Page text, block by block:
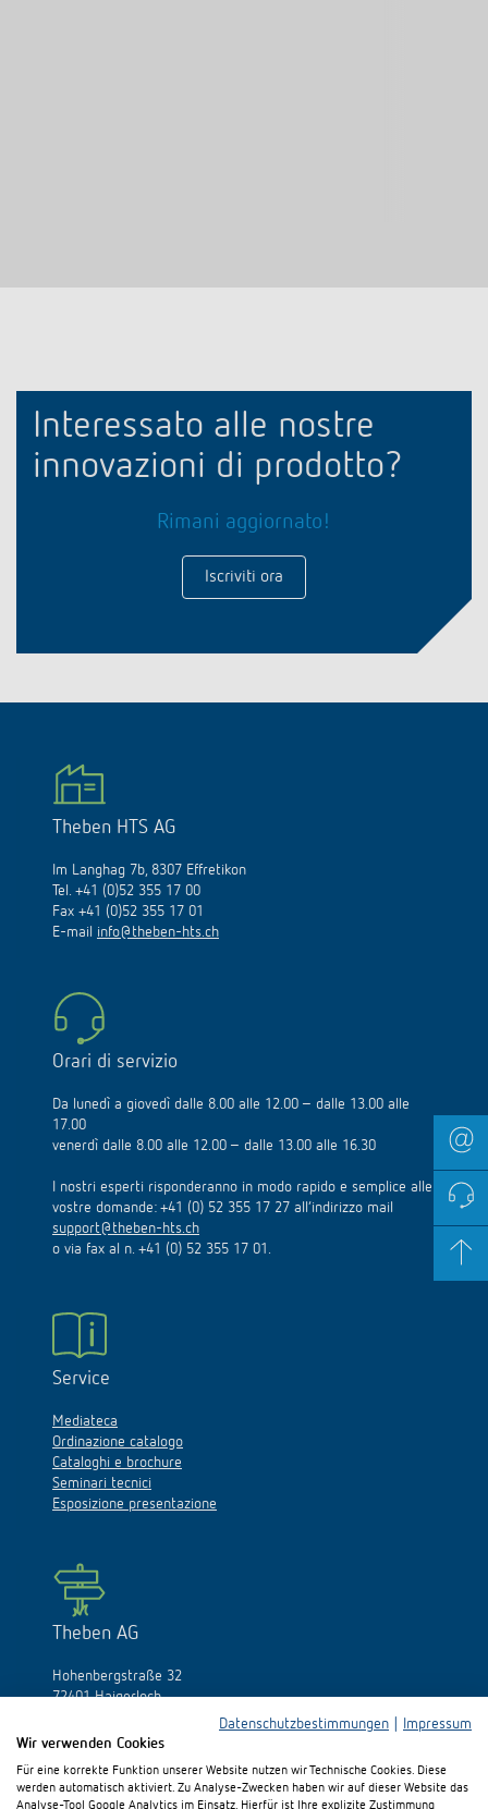
Interessato alle nostre
innovazioni di prodotto?
Rimani aggiornato!
Iscriviti ora
Theben HTS AG
Im Langhag 7b, 8307 Effretikon
Tel. +41 (0)52 355 17 00
Fax +41 (0)52 355 17 01
E-mail info@theben-hts.ch
Orari di servizio
Da lunedì a giovedì dalle 8.00 alle 12.00 – dalle 13.00 alle
17.00
venerdì dalle 8.00 alle 12.00 – dalle 13.00 alle 16.30
I nostri esperti risponderanno in modo rapido e semplice alle
vostre domande: +41 (0) 52 355 17 27 all’indirizzo mail
support@theben-hts.ch
o via fax al n. +41 (0) 52 355 17 01.
Service
Mediateca
Ordinazione catalogo
Cataloghi e brochure
Seminari tecnici
Esposizione presentazione
Theben AG
Hohenbergstraße 32
72401 Haigerloch
Fax: +49 (0)74 74/692-150
E-Mail:info@theben.de
Datenschutzbestimmungen
Impressum
Wir verwenden Cookies
Für eine korrekte Funktion unserer Website nutzen wir Technische Cookies. Diese
werden automatisch aktiviert. Zu Analyse-Zwecken haben wir auf dieser Website das
Analyse-Tool Google Analytics im Einsatz. Hierfür ist Ihre explizite Zustimmung